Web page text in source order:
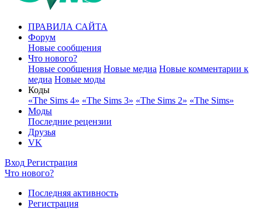
ПРАВИЛА САЙТА
Форум
Новые сообщения
Что нового?
Новые сообщения Новые медиа Новые комментарии к
медиа Новые моды
Коды
«The Sims 4» «The Sims 3» «The Sims 2» «The Sims»
Моды
Последние рецензии
Друзья
VK
Вход Регистрация
Что нового?
Последняя активность
Регистрация